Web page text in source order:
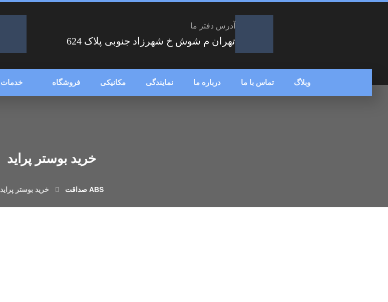
آدرس دفتر ما
تهران م شوش خ شهرزاد جنوبی پلاک 624
خدمات فروشگاه مکانیکی نمایندگی درباره ما تماس با ما وبلاگ
خرید بوستر پراید
خرید بوستر پراید